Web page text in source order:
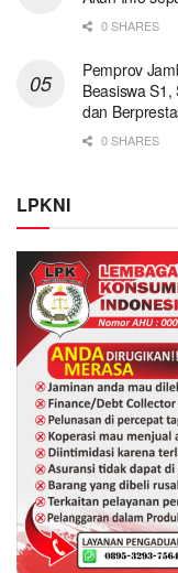
0 SHARES
Pemprov
Beasiswa
dan
0 SHARES
LPKNI